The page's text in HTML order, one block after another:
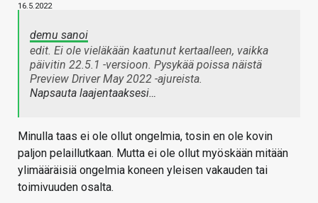
16.5.2022
demu sanoi
edit. Ei ole vieläkään kaatunut kertaalleen, vaikka
päivitin 22.5.1 -versioon. Pysykää poissa näistä
Preview Driver May 2022 -ajureista.
Napsauta laajentaaksesi…
Minulla taas ei ole ollut ongelmia, tosin en ole kovin
paljon pelaillutkaan. Mutta ei ole ollut myöskään mitään
ylimääräisiä ongelmia koneen yleisen vakauden tai
toimivuuden osalta.